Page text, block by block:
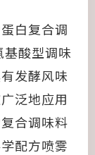
白复合调
酸型调味
发酵风味
泛地应用
合调味料
配方喷雾